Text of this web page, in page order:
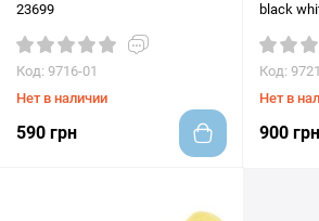
23699
Код: 9716-01
Нет в наличии
590 грн
black
Код:
Нет в
900 грн